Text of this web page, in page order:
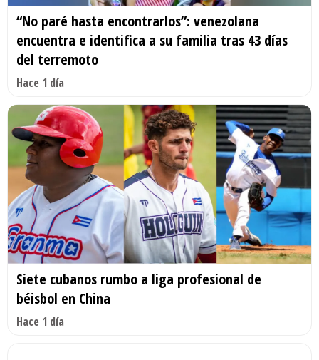
“No paré hasta encontrarlos”: venezolana
encuentra e identifica a su familia tras 43 días
del terremoto
Hace 1 día
Siete cubanos rumbo a liga profesional de
béisbol en China
Hace 1 día